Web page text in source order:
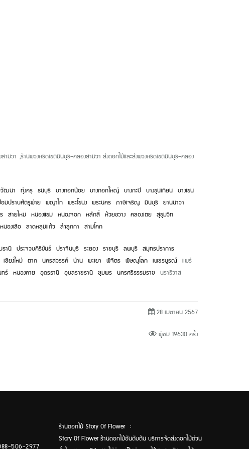
ามวา ,ร้านพวงหรีดเขตมีนบุรี-คลองสามวา ส่งดอกไม้และส่งพวงหรีดเขตมีนบุรี-คลอง
ฒนา ทุ่งครุ ธนบุรี บางกอกน้อย บางกอกใหญ่ บางกะปิ บางขุนเทียน บางเขน
มปราบศัตรูพ่าย พญาไท พระโขนง พระนคร ภาษีเจริญ มีนบุรี ยานนาวา
สายไหม หนองแขม หนองจอก หลักสี่ ห้วยขวาง คลองเตย สุขุมวิท
หนองเสือ ลาดหลุมแก้ว ลำลูกกา สามโคก
านี ประจวบคีรีขันธ์ ปราจีนบุรี ระยอง ราชบุรี ลพบุรี สมุทรปราการ
เชียงใหม่ ตาก นครสวรรค์ น่าน พะเยา พิจิตร พิษณุโลก เพชรบูรณ์ แพร่
ร์ หนองคาย อุดรธานี อุบลราชธานี ชุมพร นครศรีธรรมราช นราธิวาส
28 เมษายน 2567
ผู้ชม 19630 ครั้ง
ร้านดอกไม้ Story Of Flower :
Story Of Flower ร้านดอกไม้อันดับต้น บริการจัดส่งดอกไม้ด่วน